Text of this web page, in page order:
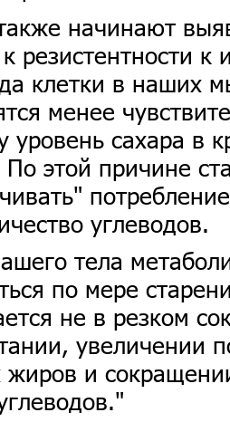
начинают
резистентности к
клетки в наших
менее
уровень сахара в
По этой причине
углеводов.
тела
по мере
не в резком
увеличении
и